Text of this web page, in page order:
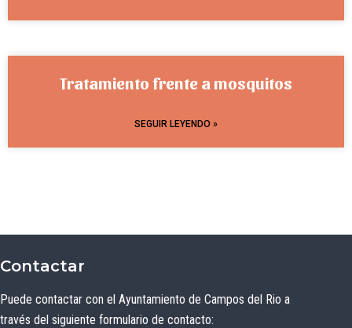
Tratamiento frente a mosquitos
SEGUIR LEYENDO »
Contactar
Puede contactar con el Ayuntamiento de Campos del Rio a
través del siguiente formulario de contacto: